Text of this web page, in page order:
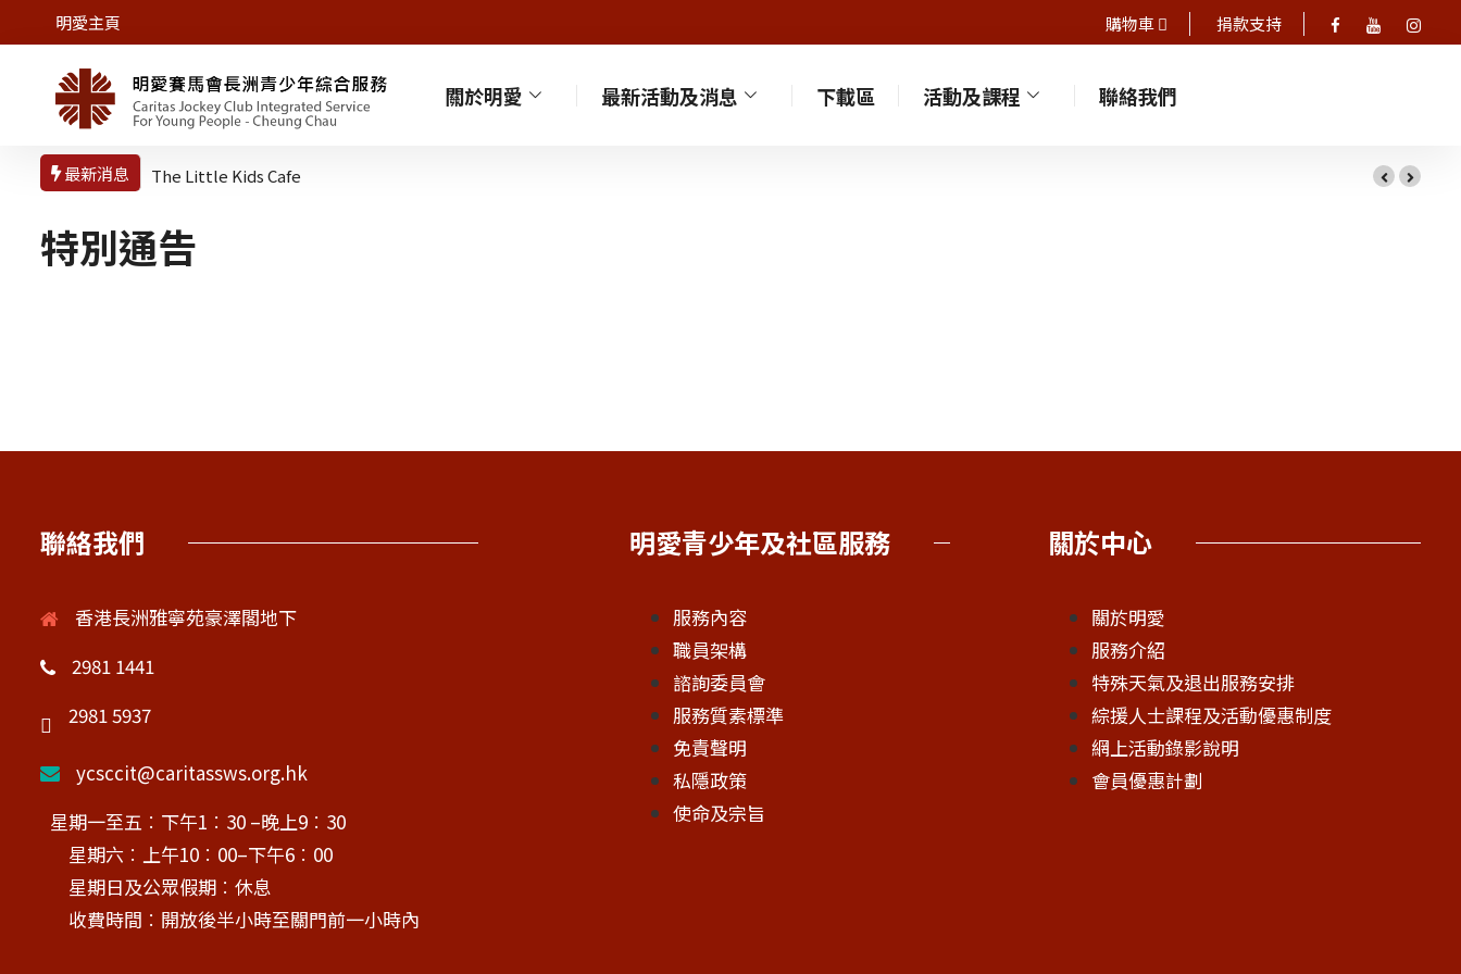
明愛主頁 購物車 捐款支持
關於明愛 最新活動及消息 下載區 活動及課程 聯絡我們
最新消息 The Little Kids Cafe
特別通告
聯絡我們
香港長洲雅寧苑豪澤閣地下
2981 1441
2981 5937
ycsccit@caritassws.org.hk
星期一至五︰下午1︰30 –晚上9︰30
星期六︰上午10︰00–下午6︰00
星期日及公眾假期︰休息
收費時間︰開放後半小時至關門前一小時內
明愛青少年及社區服務
服務內容
職員架構
諮詢委員會
服務質素標準
免責聲明
私隱政策
使命及宗旨
關於中心
關於明愛
服務介紹
特殊天氣及退出服務安排
綜援人士課程及活動優惠制度
網上活動錄影說明
會員優惠計劃